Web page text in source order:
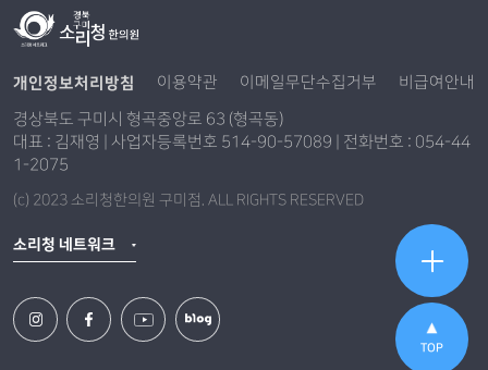
TOP
개인정보처리방침 이용약관 이메일무단수집거부 비급여안내
경상북도 구미시 형곡중앙로 63 (형곡동)
대표 : 김재영 | 사업자등록번호 514-90-57089 | 전화번호 : 054-44
1-2075
(c) 2023 소리청한의원 구미점. ALL RIGHTS RESERVED
소리청 네트워크